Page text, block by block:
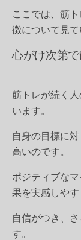
ここでは、筋
徴について見て
心がけ次第
筋トレが続く
います。
自身の目標に
高いのです。
ポジティブな
果を実感しやす
自信がつき、
す。